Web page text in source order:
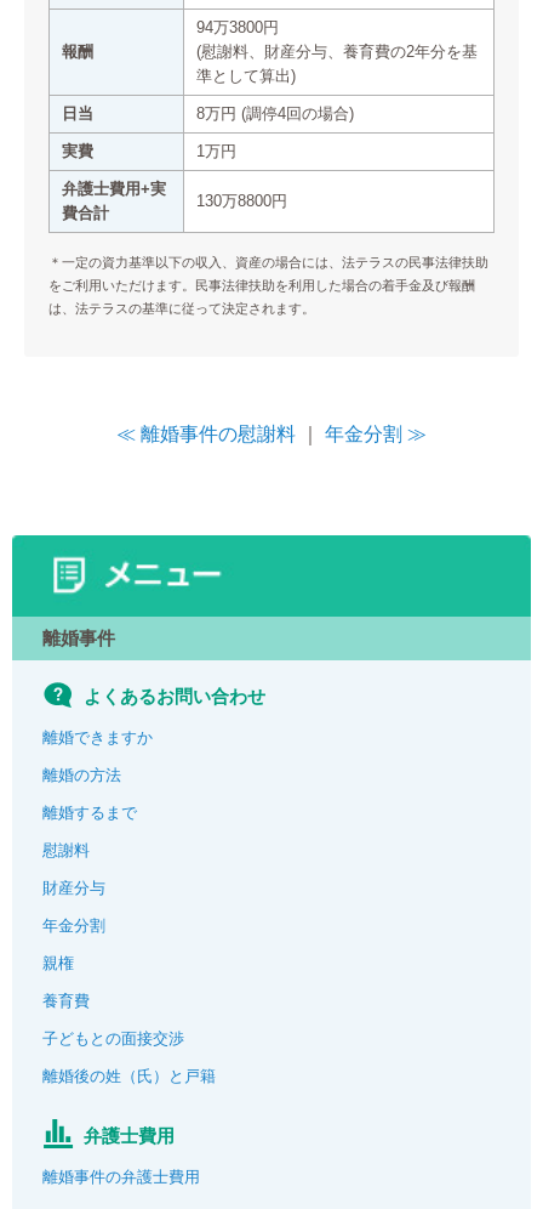
報酬
94万3800円
(慰謝料、財産分与、養育費の2年分を基
準として算出)
日当 8万円 (調停4回の場合)
実費 1万円
弁護士費用+実
費合計
130万8800円
＊一定の資力基準以下の収入、資産の場合には、法テラスの民事法律扶助
をご利用いただけます。民事法律扶助を利用した場合の着手金及び報酬
は、法テラスの基準に従って決定されます。
≪ 離婚事件の慰謝料 年金分割 ≫
離婚事件
よくあるお問い合わせ
離婚できますか
離婚の方法
離婚するまで
慰謝料
財産分与
年金分割
親権
養育費
子どもとの面接交渉
離婚後の姓（氏）と戸籍
弁護士費用
離婚事件の弁護士費用